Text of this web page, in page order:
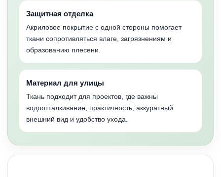
Защитная отделка
Акриловое покрытие с одной стороны помогает
ткани сопротивляться влаге, загрязнениям и
образованию плесени.
Материал для улицы
Ткань подходит для проектов, где важны
водоотталкивание, практичность, аккуратный
внешний вид и удобство ухода.